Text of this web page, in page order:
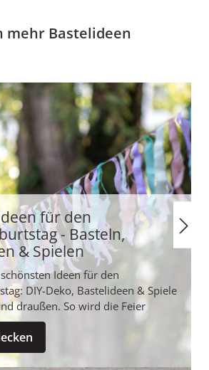
mehr Bastelideen
für den
- Basteln,
& Spielen
Ideen für den
DIY-Deko, Bastelideen & Spiele
draußen. So wird die Feier
– mit w...